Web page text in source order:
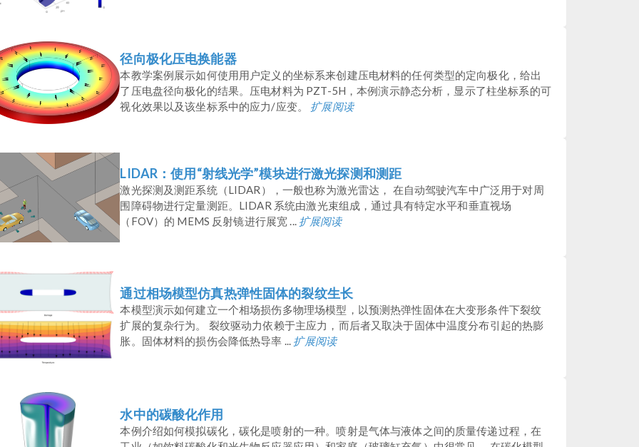
径向极化压电换能器
本教学案例展示如何使用用户定义的坐标系来创建压电材料的任何类型的定向极化，给出
了压电盘径向极化的结果。压电材料为 PZT-5H，本例演示静态分析，显示了柱坐标系的可
视化效果以及该坐标系中的应力/应变。 扩展阅读
LIDAR：使用“射线光学”模块进行激光探测和测距
激光探测及测距系统（LIDAR），一般也称为激光雷达， 在自动驾驶汽车中广泛用于对周
围障碍物进行定量测距。LIDAR 系统由激光束组成，通过具有特定水平和垂直视场
（FOV）的 MEMS 反射镜进行展宽 ... 扩展阅读
通过相场模型仿真热弹性固体的裂纹生长
本模型演示如何建立一个相场损伤多物理场模型，以预测热弹性固体在大变形条件下裂纹
扩展的复杂行为。 裂纹驱动力依赖于主应力，而后者又取决于固体中温度分布引起的热膨
胀。固体材料的损伤会降低热导率 ... 扩展阅读
水中的碳酸化作用
本例介绍如何模拟碳化，碳化是喷射的一种。喷射是气体与液体之间的质量传递过程，在